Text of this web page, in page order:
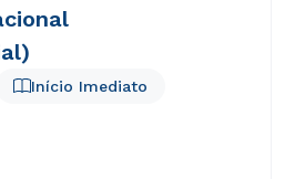
Início Imediato